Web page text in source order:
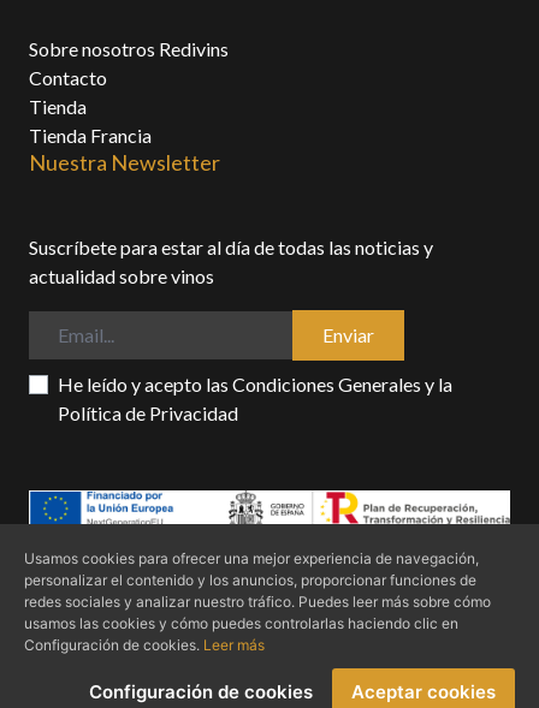
Sobre nosotros Redivins
Contacto
Tienda
Tienda Francia
Nuestra Newsletter
Suscríbete para estar al día de todas las noticias y
actualidad sobre vinos
Enviar
He leído y acepto las Condiciones Generales y la
Política de Privacidad
Condiciones generalesPolitica de privacidadPolítica de cookies
Declaración de Accessibilidad
Redvins © 2024 - Todos los derechos reservados
Usamos cookies para ofrecer una mejor experiencia de navegación,
personalizar el contenido y los anuncios, proporcionar funciones de
redes sociales y analizar nuestro tráfico. Puedes leer más sobre cómo
usamos las cookies y cómo puedes controlarlas haciendo clic en
Configuración de cookies. Leer más
Configuración de cookies Aceptar cookies